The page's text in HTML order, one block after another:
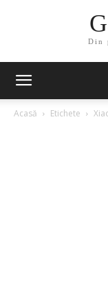
Din
Acasă Etichete